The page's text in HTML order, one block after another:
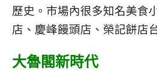
歷史。市場內很多知名美食
店、慶峰饅頭店、榮記餅店
大魯閣新時代